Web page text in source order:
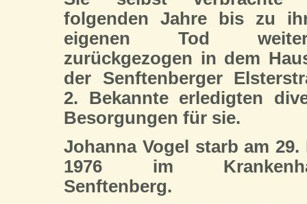
folgenden Jahre bis zu
eigenen Tod
zurückgezogen in dem
der Senftenberger
2. Bekannte erledigten
Besorgungen für sie.
Johanna Vogel starb am 29.
1976 im
Senftenberg.